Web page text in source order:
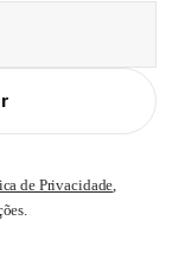
de Privacidade,